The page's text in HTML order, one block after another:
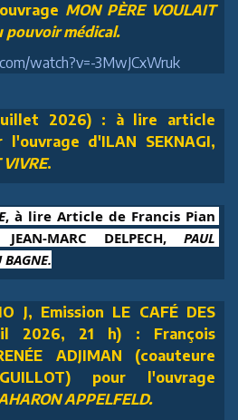
MON PÈRE VOULAIT
pouvoir médical.
watch?v=-3MwJCxWruk
juillet 2026) : à lire article
l'ouvrage d'ILAN SEKNAGI,
.
, à lire Article de Francis Pian
MARC DELPECH, PAUL
BAGNE.
J, Emission LE CAFÉ DES
2026, 21 h) : François
ADJIMAN (coauteure
pour l'ouvrage
APPELFELD.